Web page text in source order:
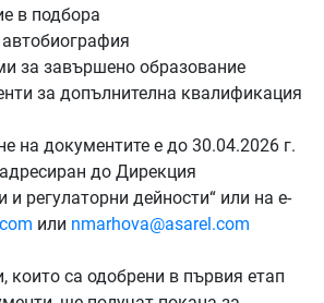
в подбора
за завършено образование
за допълнителна квалификация
на документите е до 30.04.2026 г.
до Дирекция
и регулаторни дейности“ или на е-
или nmarhova@asarel.com
които са одобрени в първия етап